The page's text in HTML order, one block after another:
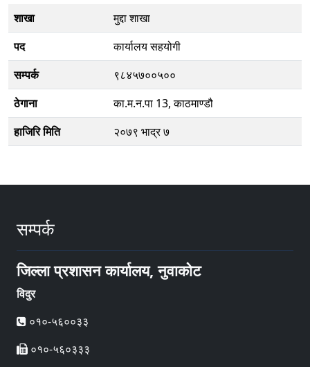
शाखा
मुद्दा शाखा
पद
कार्यालय सहयोगी
सम्पर्क
९८४५७००५००
ठेगाना
का.म.न.पा 13, काठमाण्डौ
हाजिरि मिति
२०७९ भाद्र ७
सम्पर्क
जिल्ला प्रशासन कार्यालय, नुवाकोट
विदुर
०१०-५६००३३
०१०-५६०३३३